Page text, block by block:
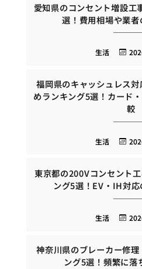
愛知県のコンセント増設工
選！費用相場や業
生活
福岡県のキャッシュレス
めランキング5選！カード
較
生活
東京都の200Vコンセント
ング5選！EV・IH対
生活
神奈川県のブレーカー修
ング5選！頻繁に落